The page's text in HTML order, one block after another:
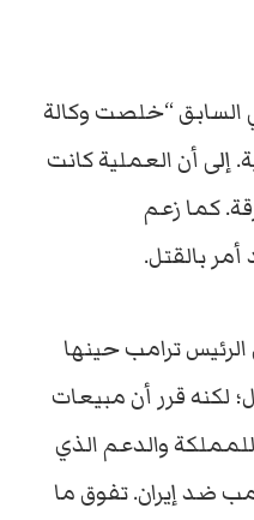
السابق “خلصت وكالة
إلى أن العملية كانت
كما زعم
بالقتل.
ترامب حينها
لكنه قرر أن مبيعات
للمملكة والدعم الذي
ضد إيران. تفوق ما